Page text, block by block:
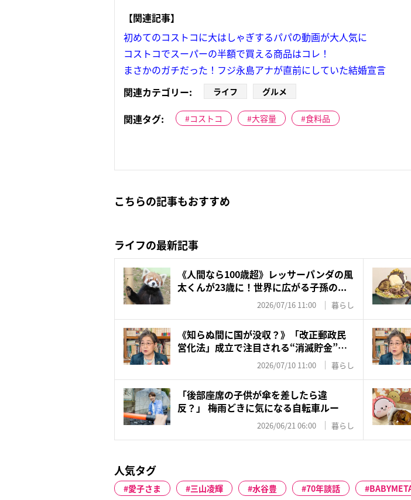
【関連記事】
初めてのコストコに大はしゃぎするパパの動画が大人気に
コストコでスーパーの半額で買える商品はコレ！
まさかのガチだった！フジ永島アナが直前にしていた結婚宣言
関連カテゴリー:
ライフ グルメ
関連タグ: コストコ 大容量 食料品
こちらの記事もおすすめ
ライフの最新記事
《人間なら100歳超》レッサーパンダの風
太くんが23歳に！世界に広がる子孫の...
2026/07/16 11:00 暮らし
《知らぬ間に国が没収？》「改正郵政民
営化法」成立で注目される“消滅貯金”…
2026/07/10 11:00 暮らし
「後部座席の子供が傘を差したら違
反？」 梅雨どきに気になる自転車ルー
2026/06/21 06:00 暮らし
人気タグ
愛子さま 三山凌輝 水谷豊 70年談話